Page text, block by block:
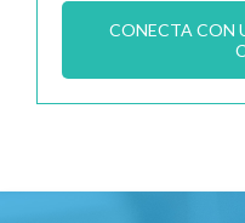
CONECTA CON